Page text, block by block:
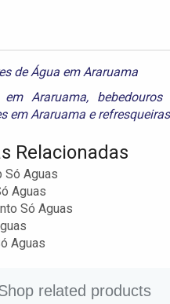
de Água em Araruama
Araruama,
em Araruama e
Relacionadas
Só Aguas
Aguas
Só Aguas
Aguas